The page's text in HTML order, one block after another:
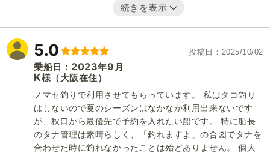
続きを表示
5.0 投稿日 2025/10/02
乗船日： 2023年9 月
K様 （大阪在住）
ノマセ釣りで利用させてもらっています。 私はタコ釣り
はしないので夏のシーズンはなかなか利用出来ないです
が、秋口から最優先で予約を入れたい船です。 特に船長
のタナ管理は素晴らしく、「釣れますよ」の合図でタナを
合わせた時に釣れなかったことは殆どありません。 個人